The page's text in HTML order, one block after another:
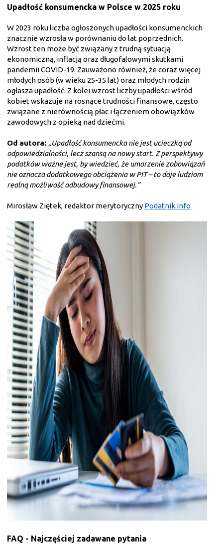
Upadłość konsumencka w Polsce w 2025 roku
W 2023 roku liczba ogłoszonych upadłości konsumenckich
znacznie wzrosła w porównaniu do lat poprzednich.
Wzrost ten może być związany z trudną sytuacją
ekonomiczną, inflacją oraz długofalowymi skutkami
pandemii COVID-19. Zauważono również, że coraz więcej
młodych osób (w wieku 25-35 lat) oraz młodych rodzin
ogłasza upadłość. Z kolei wzrost liczby upadłości wśród
kobiet wskazuje na rosnące trudności finansowe, często
związane z nierównością płac i łączeniem obowiązków
zawodowych z opieką nad dziećmi.
Od autora: „Upadłość konsumencka nie jest ucieczką od
odpowiedzialności, lecz szansą na nowy start. Z perspektywy
podatków ważne jest, by wiedzieć, że umorzenie zobowiązań
nie oznacza dodatkowego obciążenia w PIT – to daje ludziom
realną możliwość odbudowy finansowej.”
Mirosław Ziętek, redaktor merytoryczny Podatnik.info
FAQ - Najczęściej zadawane pytania